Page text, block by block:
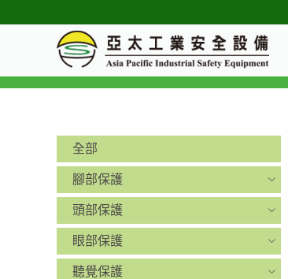
全部
腳部保護
頭部保護
眼部保護
聽覺保護